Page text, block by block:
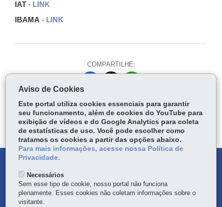
IAT - LINK
IBAMA - LINK
COMPARTILHE:
bo
ok
itt
er
ts
Ap
p
Voltar Início Imprimir Baixar
DENUNCIE CORRUPÇÃO
OUVIDORIA
Aviso de Cookies
Este portal utiliza cookies essenciais para garantir
seu funcionamento, além de cookies do YouTube para
exibição de vídeos e do Google Analytics para coleta
de estatísticas de uso. Você pode escolher como
tratamos os cookies a partir das opções abaixo.
Para mais informações, acesse nossa Política de
Privacidade.
Necessários
Sem esse tipo de cookie, nosso portal não funciona
plenamente. Esses cookies não coletam informações sobre o
visitante.